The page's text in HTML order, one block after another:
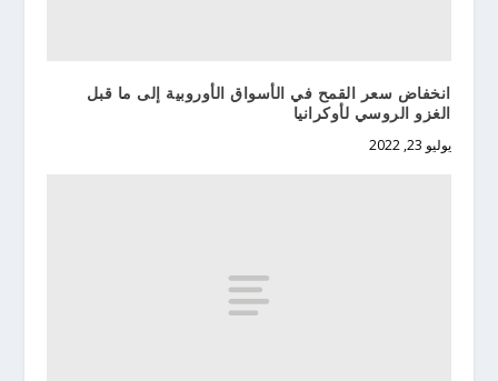
انخفاض سعر القمح في الأسواق الأوروبية إلى ما قبل
الغزو الروسي لأوكرانيا
يوليو 23, 2022